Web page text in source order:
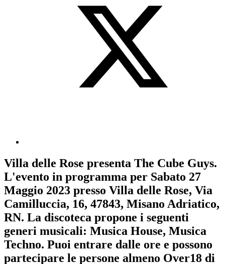
Villa delle Rose presenta The Cube Guys.
L'evento in programma per Sabato 27
Maggio 2023 presso Villa delle Rose, Via
Camilluccia, 16, 47843, Misano Adriatico,
RN. La discoteca propone i seguenti
generi musicali: Musica House, Musica
Techno. Puoi entrare dalle ore e possono
partecipare le persone almeno Over18 di